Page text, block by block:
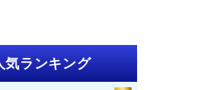
気ランキング